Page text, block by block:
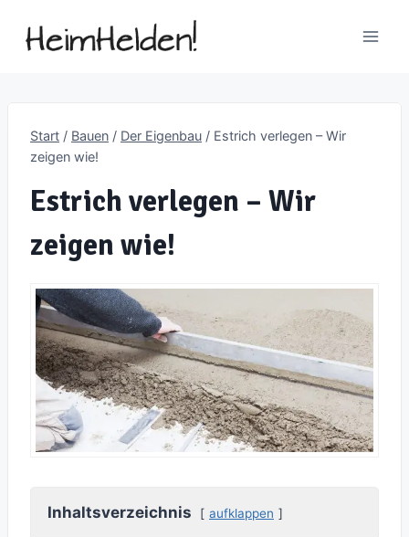
Inhalt
Start / Bauen / Der Eigenbau / Estrich verlegen – Wir
zeigen wie!
Estrich verlegen – Wir
zeigen wie!
Inhaltsverzeichnis aufklappen